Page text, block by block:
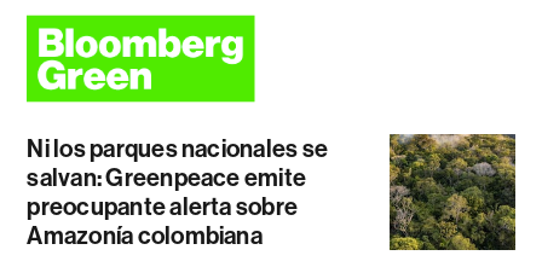
Ni los parques nacionales se
salvan: Greenpeace emite
preocupante alerta sobre
Amazonía colombiana